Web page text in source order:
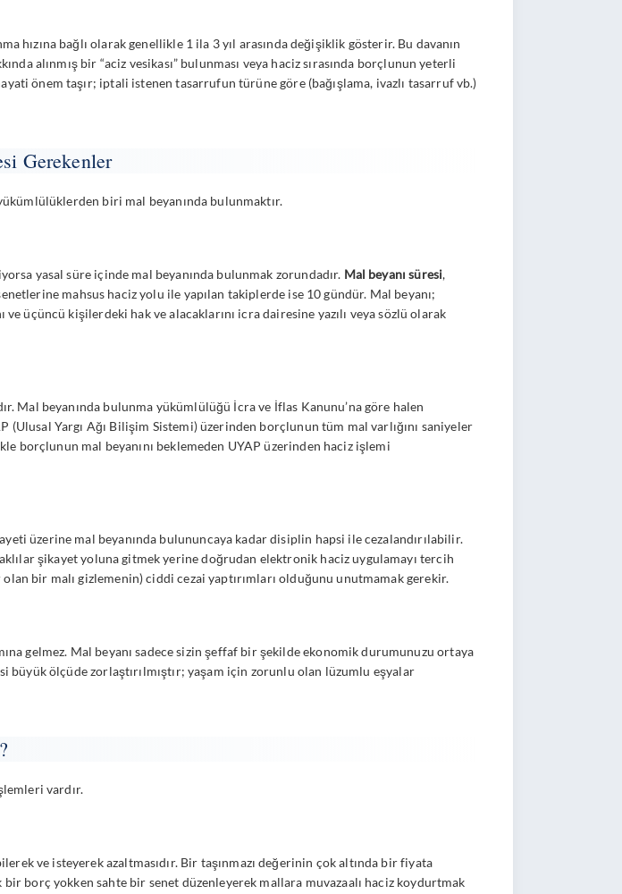
bağlı olarak genellikle 1 ila 3 yıl arasında değişiklik gösterir. Bu davanın
alınmış bir “aciz vesikası” bulunması veya haciz sırasında borçlunun yeterli
önem taşır; iptali istenen tasarrufun türüne göre (bağışlama, ivazlı tasarruf vb.)
Gerekenler
biri mal beyanında bulunmaktır.
yasal süre içinde mal beyanında bulunmak zorundadır. Mal beyanı süresi,
mahsus haciz yolu ile yapılan takiplerde ise 10 gündür. Mal beyanı;
üçüncü kişilerdeki hak ve alacaklarını icra dairesine yazılı veya sözlü olarak
Mal beyanında bulunma yükümlülüğü İcra ve İflas Kanunu’na göre halen
Yargı Ağı Bilişim Sistemi) üzerinden borçlunun tüm mal varlığını saniyeler
borçlunun mal beyanını beklemeden UYAP üzerinden haciz işlemi
üzerine mal beyanında bulununcaya kadar disiplin hapsi ile cezalandırılabilir.
şikayet yoluna gitmek yerine doğrudan elektronik haciz uygulamayı tercih
bir malı gizlemenin) ciddi cezai yaptırımları olduğunu unutmamak gerekir.
gelmez. Mal beyanı sadece sizin şeffaf bir şekilde ekonomik durumunuzu ortaya
büyük ölçüde zorlaştırılmıştır; yaşam için zorunlu olan lüzumlu eşyalar
vardır.
ve isteyerek azaltmasıdır. Bir taşınmazı değerinin çok altında bir fiyata
borç yokken sahte bir senet düzenleyerek mallara muvazaalı haciz koydurtmak